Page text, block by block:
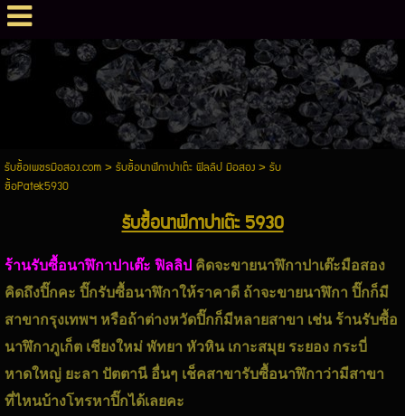
รับซื้อเพชรมือสอง.com> รับซื้อนาฬิกาปาเต๊ะ ฟิลลิป มือสอง> รับ
ซื้อPatek5930
รับซื้อนาฬิกาปาเต๊ะ 5930
ร้านรับซื้อนาฬิกาปาเต๊ะ ฟิลลิป คิดจะขายนาฬิกาปาเต๊ะมือสอง
คิดถึงปิ๊กคะ ปิ๊กรับซื้อนาฬิกาให้ราคาดี ถ้าจะขายนาฬิกา ปิ๊กก็มี
สาขากรุงเทพฯ หรือถ้าต่างหวัดปิ๊กก็มีหลายสาขา เช่น ร้านรับซื้อ
นาฬิกาภูเก็ต เชียงใหม่ พัทยา หัวหิน เกาะสมุย ระยอง กระบี่
หาดใหญ่ ยะลา ปัตตานี อื่นๆ เช็คสาขารับซื้อนาฬิกาว่ามีสาขา
ที่ไหนบ้างโทรหาปิ๊กได้เลยคะ